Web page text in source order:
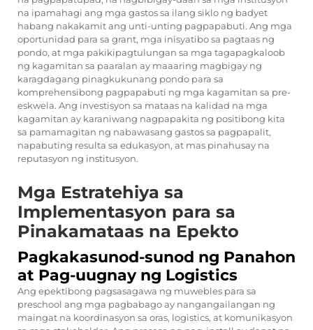
na ipamahagi ang mga gastos sa ilang siklo ng badyet
habang nakakamit ang unti-unting pagpapabuti. Ang mga
oportunidad para sa grant, mga inisyatibo sa pagtaas ng
pondo, at mga pakikipagtulungan sa mga tagapagkaloob
ng kagamitan sa paaralan ay maaaring magbigay ng
karagdagang pinagkukunang pondo para sa
komprehensibong pagpapabuti ng mga kagamitan sa pre-
eskwela. Ang investisyon sa mataas na kalidad na mga
kagamitan ay karaniwang nagpapakita ng positibong kita
sa pamamagitan ng nabawasang gastos sa pagpapalit,
napabuting resulta sa edukasyon, at mas pinahusay na
reputasyon ng institusyon.
Mga Estratehiya sa
Implementasyon para sa
Pinakamataas na Epekto
Pagkakasunod-sunod ng Panahon
at Pag-uugnay ng Logistics
Ang epektibong pagsasagawa ng muwebles para sa
preschool ang mga pagbabago ay nangangailangan ng
maingat na koordinasyon sa oras, logistics, at komunikasyon